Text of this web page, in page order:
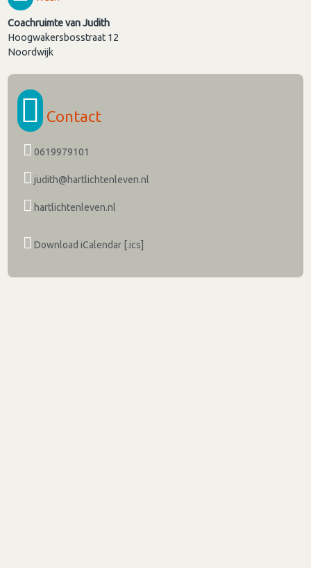
Coachruimte van Judith
Hoogwakersbosstraat 12
Noordwijk
Contact
0619979101
judith@hartlichtenleven.nl
hartlichtenleven.nl
Download iCalendar [.ics]